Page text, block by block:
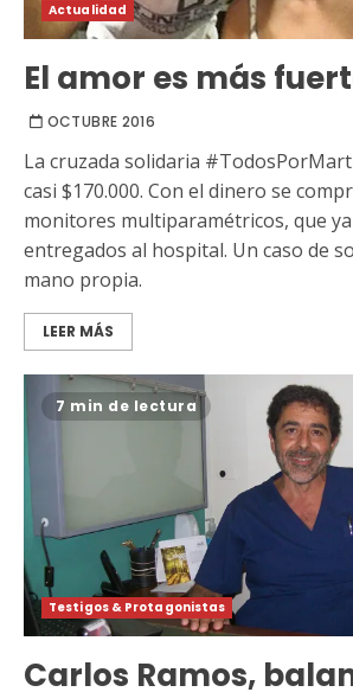
Actualidad
El amor es más
OCTUBRE 2016
La cruzada solidaria
casi $170.000. Con el dinero se
monitores multiparamétricos, que
entregados al hospital. Un caso de
mano propia.
LEER MÁS
7 min de lectura
Testigos & Protagonistas
Carlos Ramos,